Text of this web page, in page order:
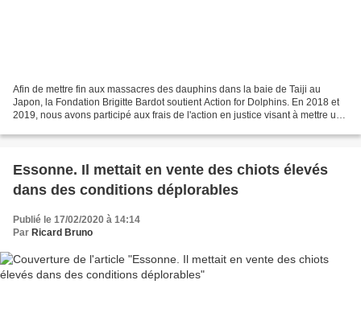
Afin de mettre fin aux massacres des dauphins dans la baie de Taiji au
Japon, la Fondation Brigitte Bardot soutient Action for Dolphins. En 2018 et
2019, nous avons participé aux frais de l'action en justice visant à mettre un
Essonne. Il mettait en vente des chiots élevés
dans des conditions déplorables
Publié le 17/02/2020 à 14:14
Par Ricard Bruno